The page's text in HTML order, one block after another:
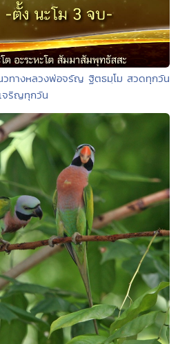
วทางหลวงพ่อจรัญ ฐิตธมฺโม สวดทุกวัน
เจริญทุกวัน